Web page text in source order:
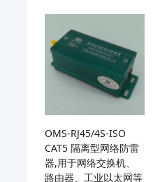
OMS-RJ45/4S-ISO
CAT5 隔离型网络防雷
器,用于网络交换机、
路由器、工业以太网等